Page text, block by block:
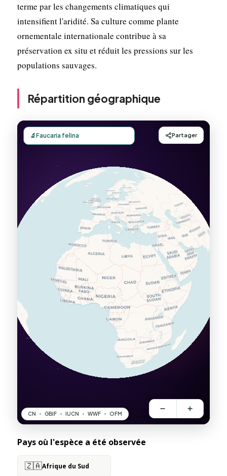
terme par les changements climatiques qui
intensifient l'aridité. Sa culture comme plante
ornementale internationale contribue à sa
préservation ex situ et réduit les pressions sur les
populations sauvages.
Répartition géographique
Pays où l'espèce a été observée
🇿🇦Afrique du Sud